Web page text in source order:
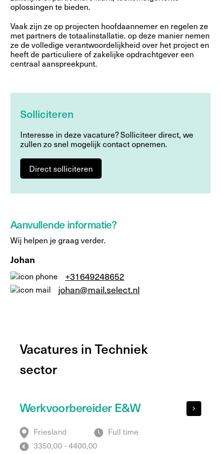
oplossingen te bieden.
Vaak zijn ze op projecten hoofdaannemer en regelen ze
met partners de totaalinstallatie. op deze manier nemen
ze de volledige verantwoordelijkheid over het project en
heeft de particuliere of zakelijke opdrachtgever een
centraal aanspreekpunt.
Solliciteren
Interesse in deze vacature? Solliciteer direct, we
zullen zo snel mogelijk contact opnemen.
Direct solliciteren
Aanvullende informatie?
Wij helpen je graag verder.
Johan
+31649248652
johan@mail.select.nl
Vacatures in Techniek
sector
Werkvoorbereider E&W
Friesland
Full time
3350,00 - 4400,00